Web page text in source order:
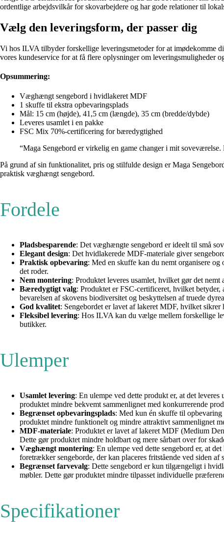
ordentlige arbejdsvilkår for skovarbejdere og har gode relationer til
Vælg den leveringsform, der passer dig
Vi hos ILVA tilbyder forskellige leveringsmetoder for at imødekomme
vores kundeservice for at få flere oplysninger om leveringsmuligheder
Opsummering:
Væghængt sengebord i hvidlakeret MDF
1 skuffe til ekstra opbevaringsplads
Mål: 15 cm (højde), 41,5 cm (længde), 35 cm (bredde/dybde)
Leveres usamlet i en pakke
FSC Mix 70%-certificering for bæredygtighed
“Maga Sengebord er virkelig en game changer i mit
På grund af sin funktionalitet, pris og stilfulde design er Maga
praktisk væghængt sengebord.
Fordele
Pladsbesparende: Det væghængte sengebord er ideelt til små
Elegant design: Det hvidlakerede MDF-materiale giver
Praktisk opbevaring: Med en skuffe kan du nemt organisere
det roder.
Nem montering: Produktet leveres usamlet, hvilket gør det
Bæredygtigt valg: Produktet er FSC-certificeret, hvilket
bevarelsen af ​​skovens biodiversitet og beskyttelsen af ​​truede
God kvalitet: Sengebordet er lavet af lakeret MDF, hvilket
Fleksibel levering: Hos ILVA kan du vælge mellem forskellige
butikker.
Ulemper
Usamlet levering: En ulempe ved dette produkt er, at det
produktet mindre bekvemt sammenlignet med konkurrerende
Begrænset opbevaringsplads: Med kun én skuffe til
produktet mindre funktionelt og mindre attraktivt sammenlignet
MDF-materiale: Produktet er lavet af lakeret MDF (Medium
Dette gør produktet mindre holdbart og mere sårbart over for
Væghængt montering: En ulempe ved dette sengebord er, at
foretrækker sengeborde, der kan placeres fritstående ved siden
Begrænset farvevalg: Dette sengebord er kun tilgængeligt i
møbler. Dette gør produktet mindre tilpasset individuelle
Specifikationer